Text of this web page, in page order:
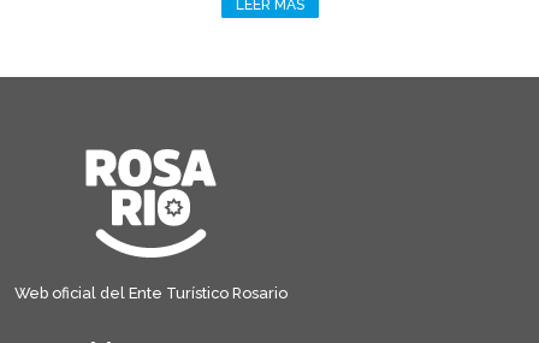
LEER MÁS
Web oficial del Ente Turístico Rosario